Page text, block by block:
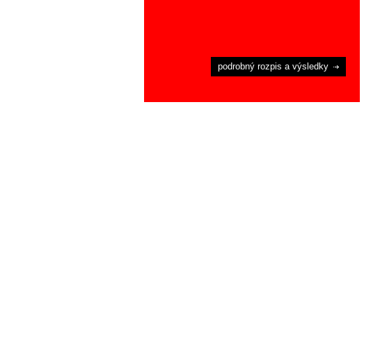
podrobný rozpis a výsledky